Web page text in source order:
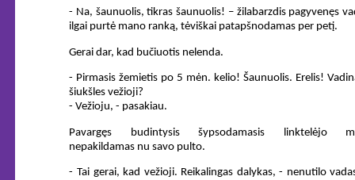
- Na, šaunuolis, tikras šaunuolis! – žilabarzdis pagyvenęs
ilgai purtė mano ranką, tėviškai patapšnodamas per petį.
Gerai dar, kad bučiuotis nelenda.
- Pirmasis žemietis po 5 mėn. kelio! Šaunuolis. Erelis!
šiukšles vežioji?
- Vežioju, - pasakiau.
Pavargęs budintysis šypsodamasis linktelėjo
nepakildamas nu savo pulto.
- Tai gerai, kad vežioji. Reikalingas dalykas, - nenutilo